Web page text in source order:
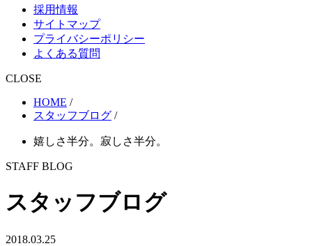
採用情報
サイトマップ
プライバシーポリシー
よくある質問
CLOSE
HOME /
スタッフブログ /
嬉しさ半分。寂しさ半分。
STAFF BLOG
スタッフブログ
2018.03.25